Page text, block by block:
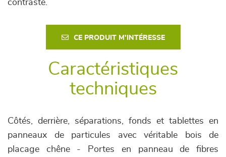
contraste.
CE PRODUIT M'INTÉRESSE
Caractéristiques
techniques
Côtés, derrière, séparations, fonds et tablettes en
panneaux de particules avec véritable bois de
placage chêne - Portes en panneau de fibres